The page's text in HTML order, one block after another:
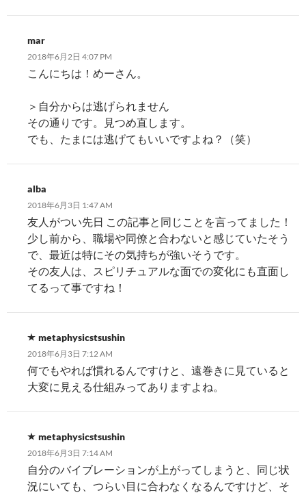
mar
2018年6月2日 4:07 PM
こんにちは！めーさん。
＞自分からは逃げられません
その通りです。見つめ直します。
でも、たまには逃げてもいいですよね？（笑）
alba
2018年6月3日 1:47 AM
友人がつい先日 この記事と同じことを言ってました！
少し前から、職場や同僚と合わないと感じていたそう
で、最近は特にその気持ちが強いそうです。
その友人は、スピリチュアルな面での変化にも直面し
てるって事ですね！
metaphysicstsushin
2018年6月3日 7:12 AM
何でもやれば慣れるんですけと、遠巻きに見ていると
大変に見える仕組みってありますよね。
metaphysicstsushin
2018年6月3日 7:14 AM
自分のバイブレーションが上がってしまうと、同じ状
況にいても、つらい目に合わなくなるんですけど、そ